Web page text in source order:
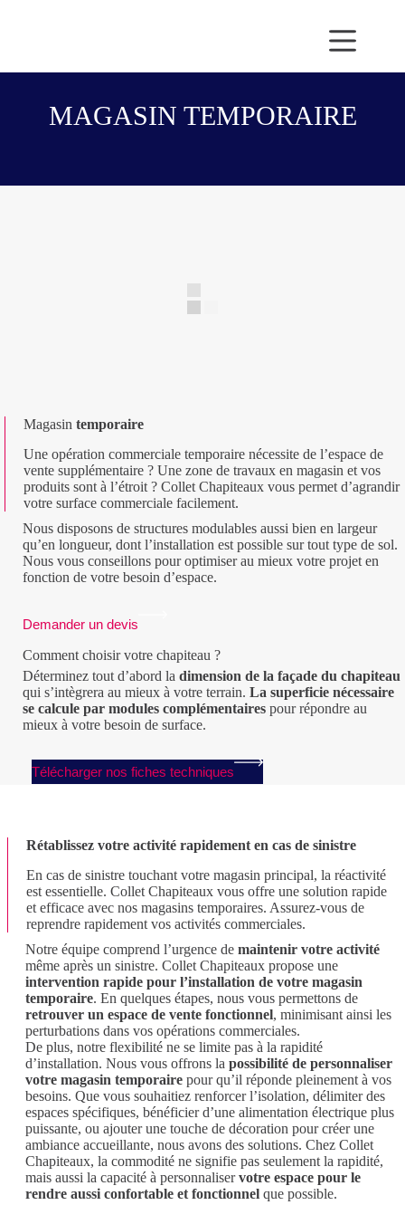
MAGASIN TEMPORAIRE
Magasin temporaire
Une opération commerciale temporaire nécessite de l’espace de
vente supplémentaire ? Une zone de travaux en magasin et vos
produits sont à l’étroit ? Collet Chapiteaux vous permet d’agrandir
votre surface commerciale facilement.
Nous disposons de structures modulables aussi bien en largeur
qu’en longueur, dont l’installation est possible sur tout type de sol.
Nous vous conseillons pour optimiser au mieux votre projet en
fonction de votre besoin d’espace.
Demander un devis
Comment choisir votre chapiteau ?
Déterminez tout d’abord la dimension de la façade du chapiteau
qui s’intègrera au mieux à votre terrain. La superficie nécessaire
se calcule par modules complémentaires pour répondre au
mieux à votre besoin de surface.
Télécharger nos fiches techniques
Rétablissez votre activité rapidement en cas de sinistre
En cas de sinistre touchant votre magasin principal, la réactivité
est essentielle. Collet Chapiteaux vous offre une solution rapide
et efficace avec nos magasins temporaires. Assurez-vous de
reprendre rapidement vos activités commerciales.
Notre équipe comprend l’urgence de maintenir votre activité
même après un sinistre. Collet Chapiteaux propose une
intervention rapide pour l’installation de votre magasin
temporaire. En quelques étapes, nous vous permettons de
retrouver un espace de vente fonctionnel, minimisant ainsi les
perturbations dans vos opérations commerciales.
De plus, notre flexibilité ne se limite pas à la rapidité
d’installation. Nous vous offrons la possibilité de personnaliser
votre magasin temporaire pour qu’il réponde pleinement à vos
besoins. Que vous souhaitiez renforcer l’isolation, délimiter des
espaces spécifiques, bénéficier d’une alimentation électrique plus
puissante, ou ajouter une touche de décoration pour créer une
ambiance accueillante, nous avons des solutions. Chez Collet
Chapiteaux, la commodité ne signifie pas seulement la rapidité,
mais aussi la capacité à personnaliservotre espace pour le
rendre aussi confortable et fonctionnel que possible.